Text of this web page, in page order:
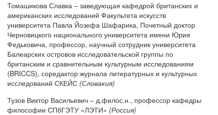
Томашикова Славка – заведующая кафедрой британских и
американских исследований Факультета искусств
университета Павла Йозефа Шафарика, Почетный доктор
Черновицкого национального университета имени Юрия
Федьковича, профессор, научный сотрудник университета
Балеарских островов исследовательской группы по
британским и сравнительным культурным исследованиям
(BRICCS), соредактор журнала литературных и культурных
исследований СКЕЙС (Словакия)
Тузов Виктор Васильевич – д.филос.н., профессор кафедры
философии СПбГЭТУ «ЛЭТИ» (Россия)